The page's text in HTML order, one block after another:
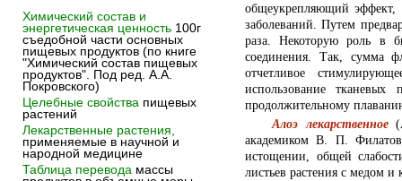
общеукрепляющий эффект,
заболеваний. Путем
раза. Некоторую роль в
соединения. Так, сумма
отчетливое
использование
продолжительному
Алоэ лекарственное
академиком В. П.
истощении, общей
листьев растения с медом
Химический состав и
энергетическая ценность 100г
съедобной части основных
пищевых продуктов (по книге
"Химический состав пищевых
продуктов". Под ред. А.А.
Покровского)
Целебные свойства пищевых
растений
Лекарственные растения,
применяемые в научной и
народной медицине
Таблица перевода массы